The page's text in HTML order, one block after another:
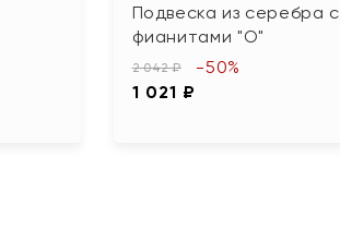
Подвеска из серебра с
фианитами "О"
2 042 ₽
1 021 ₽
-50%